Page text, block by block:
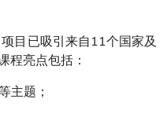
目已吸引来自11个国家及
程亮点包括：
主题；